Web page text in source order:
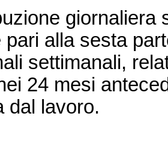
giornaliera
pari alla sesta
settimanali,
24 mesi
dal lavoro.